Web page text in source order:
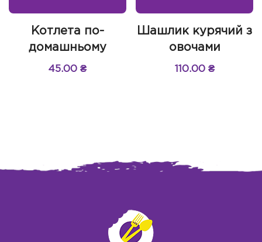
Котлета по-
домашньому
45.00₴
Шашлик курячий з
овочами
110.00 ₴